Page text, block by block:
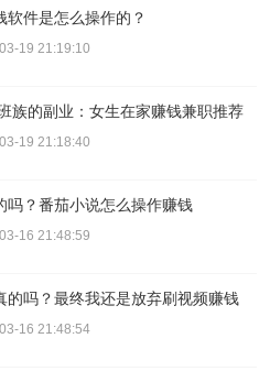
软件是怎么操作的？
19 21:19:10
族的副业：女生在家赚钱兼职推荐
19 21:18:40
吗？番茄小说怎么操作赚钱
16 21:48:59
的吗？最终我还是放弃刷视频赚钱
16 21:48:54